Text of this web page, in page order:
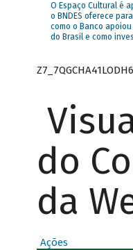
O Espaço Cultural é
o BNDES oferece
como o Banco
do Brasil e como
do
da
Ações